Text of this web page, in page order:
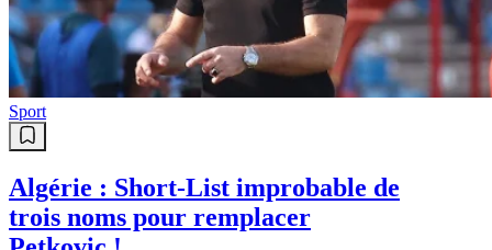
Sport
Algérie : Short-List improbable de
trois noms pour remplacer